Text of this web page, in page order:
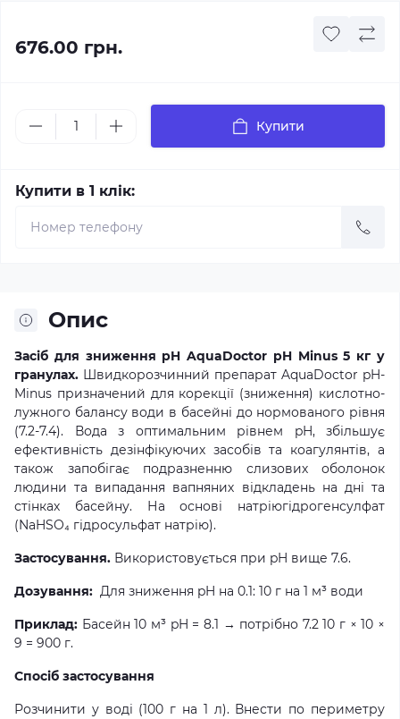
676.00 грн.
Купити
Купити в 1 клік:
Опис
Засіб для зниження pH AquaDoctor pH Minus 5 кг у
гранулах. Швидкорозчинний препарат AquaDoctor pH-
Minus призначений для корекції (зниження) кислотно-
лужного балансу води в басейні до нормованого рівня
(7.2-7.4). Вода з оптимальним рівнем pH, збільшує
ефективність дезінфікуючих засобів та коагулянтів, а
також запобігає подразненню слизових оболонок
людини та випадання вапняних відкладень на дні та
стінках басейну. На основі натріюгідрогенсулфат
(NaHSO₄ гідросульфат натрію).
Застосування. Використовується при pH вище 7.6.
Дозування: Для зниження pH на 0.1: 10 г на 1 м³ води
Приклад: Басейн 10 м³ pH = 8.1 → потрібно 7.2 10 г × 10 ×
9 = 900 г.
Спосіб застосування
Розчинити у воді (100 г на 1 л). Внести по периметру